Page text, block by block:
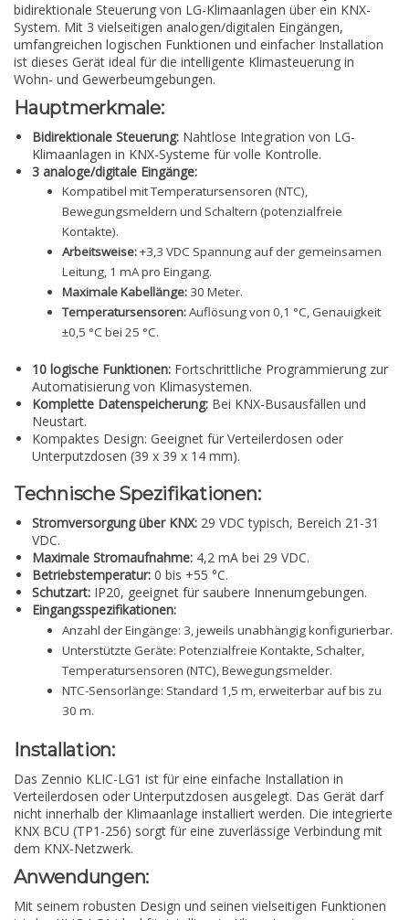
bidirektionale Steuerung von LG-Klimaanlagen über ein KNX-
System. Mit 3 vielseitigen analogen/digitalen Eingängen,
umfangreichen logischen Funktionen und einfacher Installation
ist dieses Gerät ideal für die intelligente Klimasteuerung in
Wohn- und Gewerbeumgebungen.
Hauptmerkmale:
Bidirektionale Steuerung: Nahtlose Integration von LG-
Klimaanlagen in KNX-Systeme für volle Kontrolle.
3 analoge/digitale Eingänge:
Kompatibel mit Temperatursensoren (NTC),
Bewegungsmeldern und Schaltern (potenzialfreie
Kontakte).
Arbeitsweise:+3,3 VDC Spannung auf der gemeinsamen
Leitung, 1 mA pro Eingang.
Maximale Kabellänge: 30 Meter.
Temperatursensoren:Auflösung von 0,1 °C, Genauigkeit
±0,5 °C bei 25 °C.
10 logische Funktionen: Fortschrittliche Programmierung zur
Automatisierung von Klimasystemen.
Komplette Datenspeicherung: Bei KNX-Busausfällen und
Neustart.
Kompaktes Design: Geeignet für Verteilerdosen oder
Unterputzdosen (39 x 39 x 14 mm).
Technische Spezifikationen:
Stromversorgung über KNX: 29 VDC typisch, Bereich 21-31
VDC.
Maximale Stromaufnahme: 4,2 mA bei 29 VDC.
Betriebstemperatur: 0 bis +55 °C.
Schutzart: IP20, geeignet für saubere Innenumgebungen.
Eingangsspezifikationen:
Anzahl der Eingänge: 3, jeweils unabhängig konfigurierbar.
Unterstützte Geräte: Potenzialfreie Kontakte, Schalter,
Temperatursensoren (NTC), Bewegungsmelder.
NTC-Sensorlänge: Standard 1,5 m, erweiterbar auf bis zu
30 m.
Installation:
Das Zennio KLIC-LG1 ist für eine einfache Installation in
Verteilerdosen oder Unterputzdosen ausgelegt. Das Gerät darf
nicht innerhalb der Klimaanlage installiert werden. Die integrierte
KNX BCU (TP1-256) sorgt für eine zuverlässige Verbindung mit
dem KNX-Netzwerk.
Anwendungen:
Mit seinem robusten Design und seinen vielseitigen Funktionen